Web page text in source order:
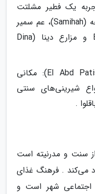
یک فطیر مشلتت
اصیل، مکان‌هایی مانند سمیحه (Samihah)، عم سمیر
(Amm Sameer)، El Dawar و مزارع دینا (Dina
شیرینی‌فروشی العبد (El Abd Patisserie): مکانی
شیرینی‌های سنتی
.
سنت و مدرنیته است
می‌کند . فرهنگ غذای
اجتماعی شهر است و